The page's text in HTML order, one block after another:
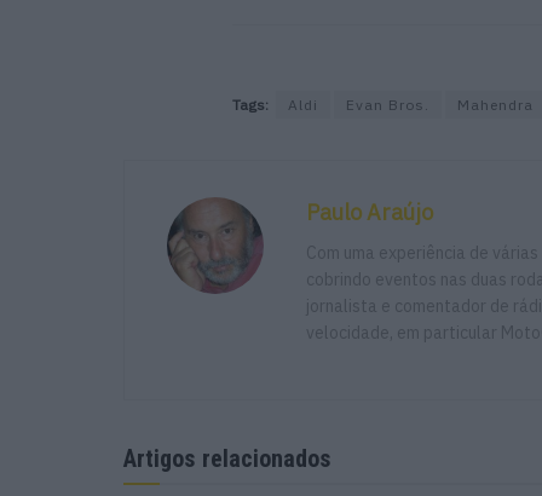
Tags: Aldi Evan Bros. Mahendra
Paulo Araújo
Com uma experiência de
cobrindo eventos nas duas
jornalista e comentador de
velocidade, em particular
Artigos relacionados